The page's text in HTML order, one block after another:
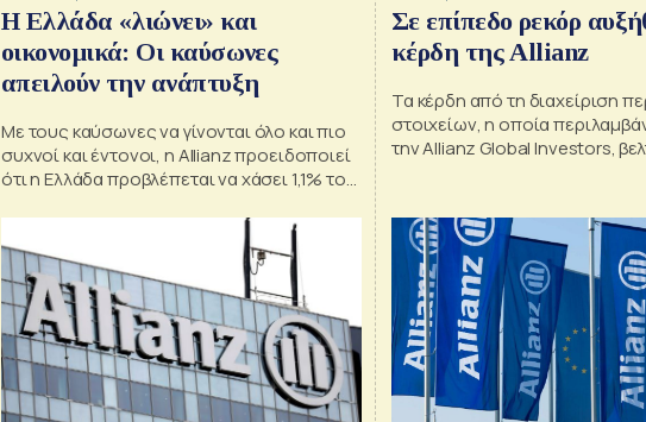
Η Ελλάδα «λιώνει» και
οικονομικά: Οι καύσωνες
απειλούν την ανάπτυξη
Με τους καύσωνες να γίνονται όλο και πιο
συχνοί και έντονοι, η Allianz προειδοποιεί
ότι η Ελλάδα προβλέπεται να χάσει 1,1% του
Σε επίπεδο ρεκόρ
κέρδη της Allianz
Τα κέρδη από τη διαχείριση
στοιχείων, η οποία
την Allianz Global Investors,